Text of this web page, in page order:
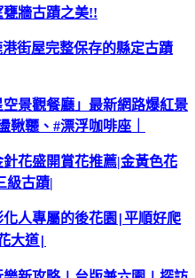
牆古蹟之美!!
港街屋完整保存的縣定古蹟
空景觀餐廳」最新網路爆紅景
鞦韆、 #漂浮咖啡座｜
針花盛開賞花推薦|金黃色花
級古蹟|
化人專屬的後花園 平順好爬
大道